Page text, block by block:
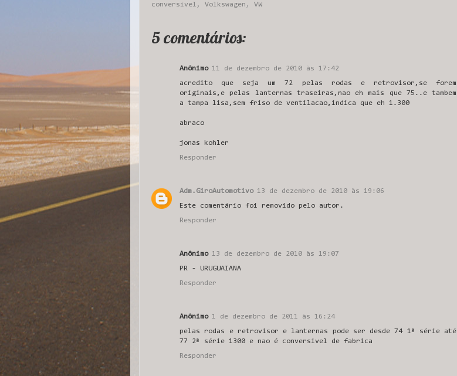
conversível , Volkswagen , VW
5 comentários:
Anônimo 11 de dezembro de 2010 às 17:42
acredito que seja um 72 pelas rodas e retrovisor,se forem
originais,e pelas lanternas traseiras,nao eh mais que 75..e tambem
a tampa lisa,sem friso de ventilacao,indica que eh 1.300
abraco
jonas kohler
Responder
Adm.GiroAutomotivo 13 de dezembro de 2010 às 19:06
Este comentário foi removido pelo autor.
Responder
Anônimo 13 de dezembro de 2010 às 19:07
PR - URUGUAIANA
Responder
Anônimo 1 de dezembro de 2011 às 16:24
pelas rodas e retrovisor e lanternas pode ser desde 74 1ª série até
77 2ª série 1300 e nao é conversivel de fabrica
Responder